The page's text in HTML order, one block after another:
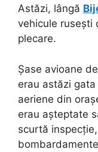
Astăzi, lângă
vehicule rusești
plecare.
Șase avioane
erau astăzi
aeriene din
erau așteptate
scurtă